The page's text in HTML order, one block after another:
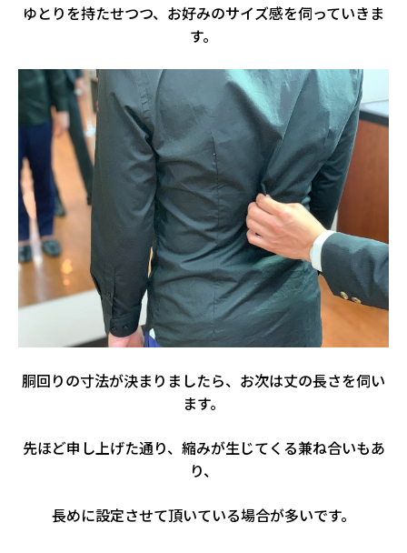
ゆとりを持たせつつ、お好みのサイズ感を伺っていきま
す。
胴回りの寸法が決まりましたら、お次は丈の長さを伺い
ます。
先ほど申し上げた通り、縮みが生じてくる兼ね合いもあ
り、
長めに設定させて頂いている場合が多いです。